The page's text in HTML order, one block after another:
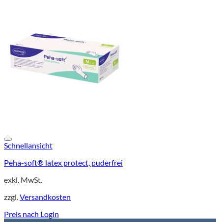
Schnellansicht
Peha-soft® latex protect, puderfrei
exkl. MwSt.
zzgl.Versandkosten
Preis nach Login